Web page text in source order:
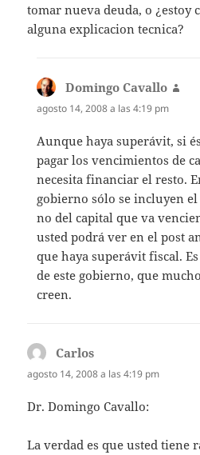
tomar nueva deuda, o ¿estoy
alguna explicacion tecnica?
Domingo Cavallo
agosto 14, 2008 a las 4:19 pm
Aunque haya superávit, si
pagar los vencimientos de
necesita financiar el resto.
gobierno sólo se incluyen el
no del capital que va
usted podrá ver en el post
que haya superávit fiscal.
de este gobierno, que
creen.
Carlos
agosto 14, 2008 a las 4:19 pm
Dr. Domingo Cavallo:
La verdad es que usted tiene